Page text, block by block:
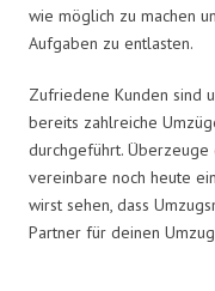
wie möglich zu machen
Aufgaben zu entlasten.
Zufriedene Kunden sind
bereits zahlreiche
durchgeführt.
vereinbare noch heute
wirst sehen, dass
Partner für deinen